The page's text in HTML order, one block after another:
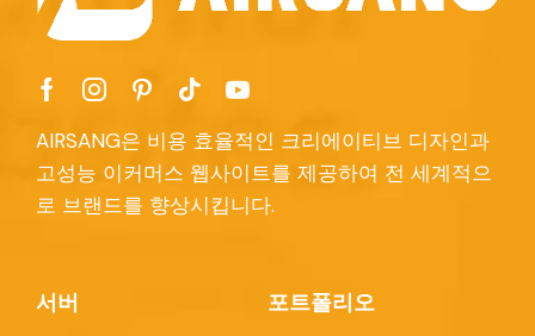
AIRSANG은 비용 효율적인 크리에이티브 디자인과
고성능 이커머스 웹사이트를 제공하여 전 세계적으
로 브랜드를 향상시킵니다.
서버 포트폴리오